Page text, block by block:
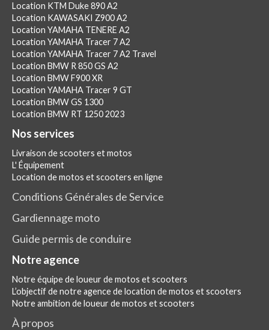
Location KTM Duke 890 A2
Location KAWASAKI Z900 A2
Location YAMAHA TENERE A2
Location YAMAHA Tracer 7 A2
Location YAMAHA Tracer 7 A2 Travel
Location BMW R 850 GS A2
Location BMW F900 XR
Location YAMAHA Tracer 9 GT
Location BMW GS 1300
Location BMW RT 1250 2023
Nos services
Livraison de scooters et motos
L' Équipement
Location de motos et scooters en ligne
Conditions Générales de Service
Gardiennage moto
Guide permis de conduire
Notre agence
Notre équipe de loueur de motos et scooters
L’objectif de notre agence de location de motos et scooters
Notre ambition de loueur de motos et scooters
À propos